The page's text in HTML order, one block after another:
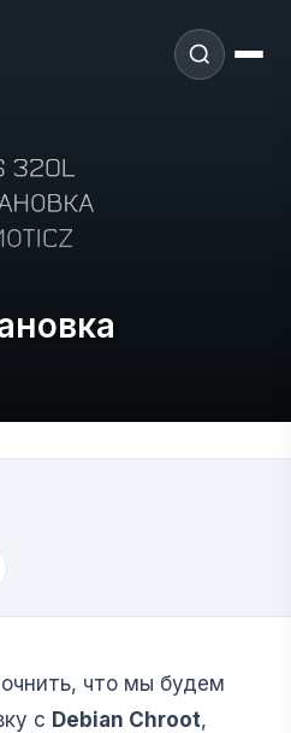
что мы будем
с Debian Chroot,